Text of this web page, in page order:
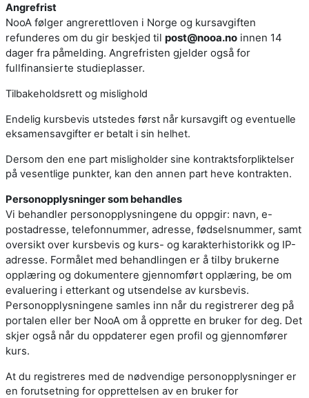
Angrefrist
NooA følger angrerettloven i Norge og kursavgiften
refunderes om du gir beskjed til post@nooa.no innen 14
dager fra påmelding. Angrefristen gjelder også for
fullfinansierte studieplasser.
Tilbakeholdsrett og mislighold
Endelig kursbevis utstedes først når kursavgift og eventuelle
eksamensavgifter er betalt i sin helhet.
Dersom den ene part misligholder sine kontraktsforpliktelser
på vesentlige punkter, kan den annen part heve kontrakten.
Personopplysninger som behandles
Vi behandler personopplysningene du oppgir: navn, e-
postadresse, telefonnummer, adresse, fødselsnummer, samt
oversikt over kursbevis og kurs- og karakterhistorikk og IP-
adresse. Formålet med behandlingen er å tilby brukerne
opplæring og dokumentere gjennomført opplæring, be om
evaluering i etterkant og utsendelse av kursbevis.
Personopplysningene samles inn når du registrerer deg på
portalen eller ber NooA om å opprette en bruker for deg. Det
skjer også når du oppdaterer egen profil og gjennomfører
kurs.
At du registreres med de nødvendige personopplysninger er
en forutsetning for opprettelsen av en bruker for